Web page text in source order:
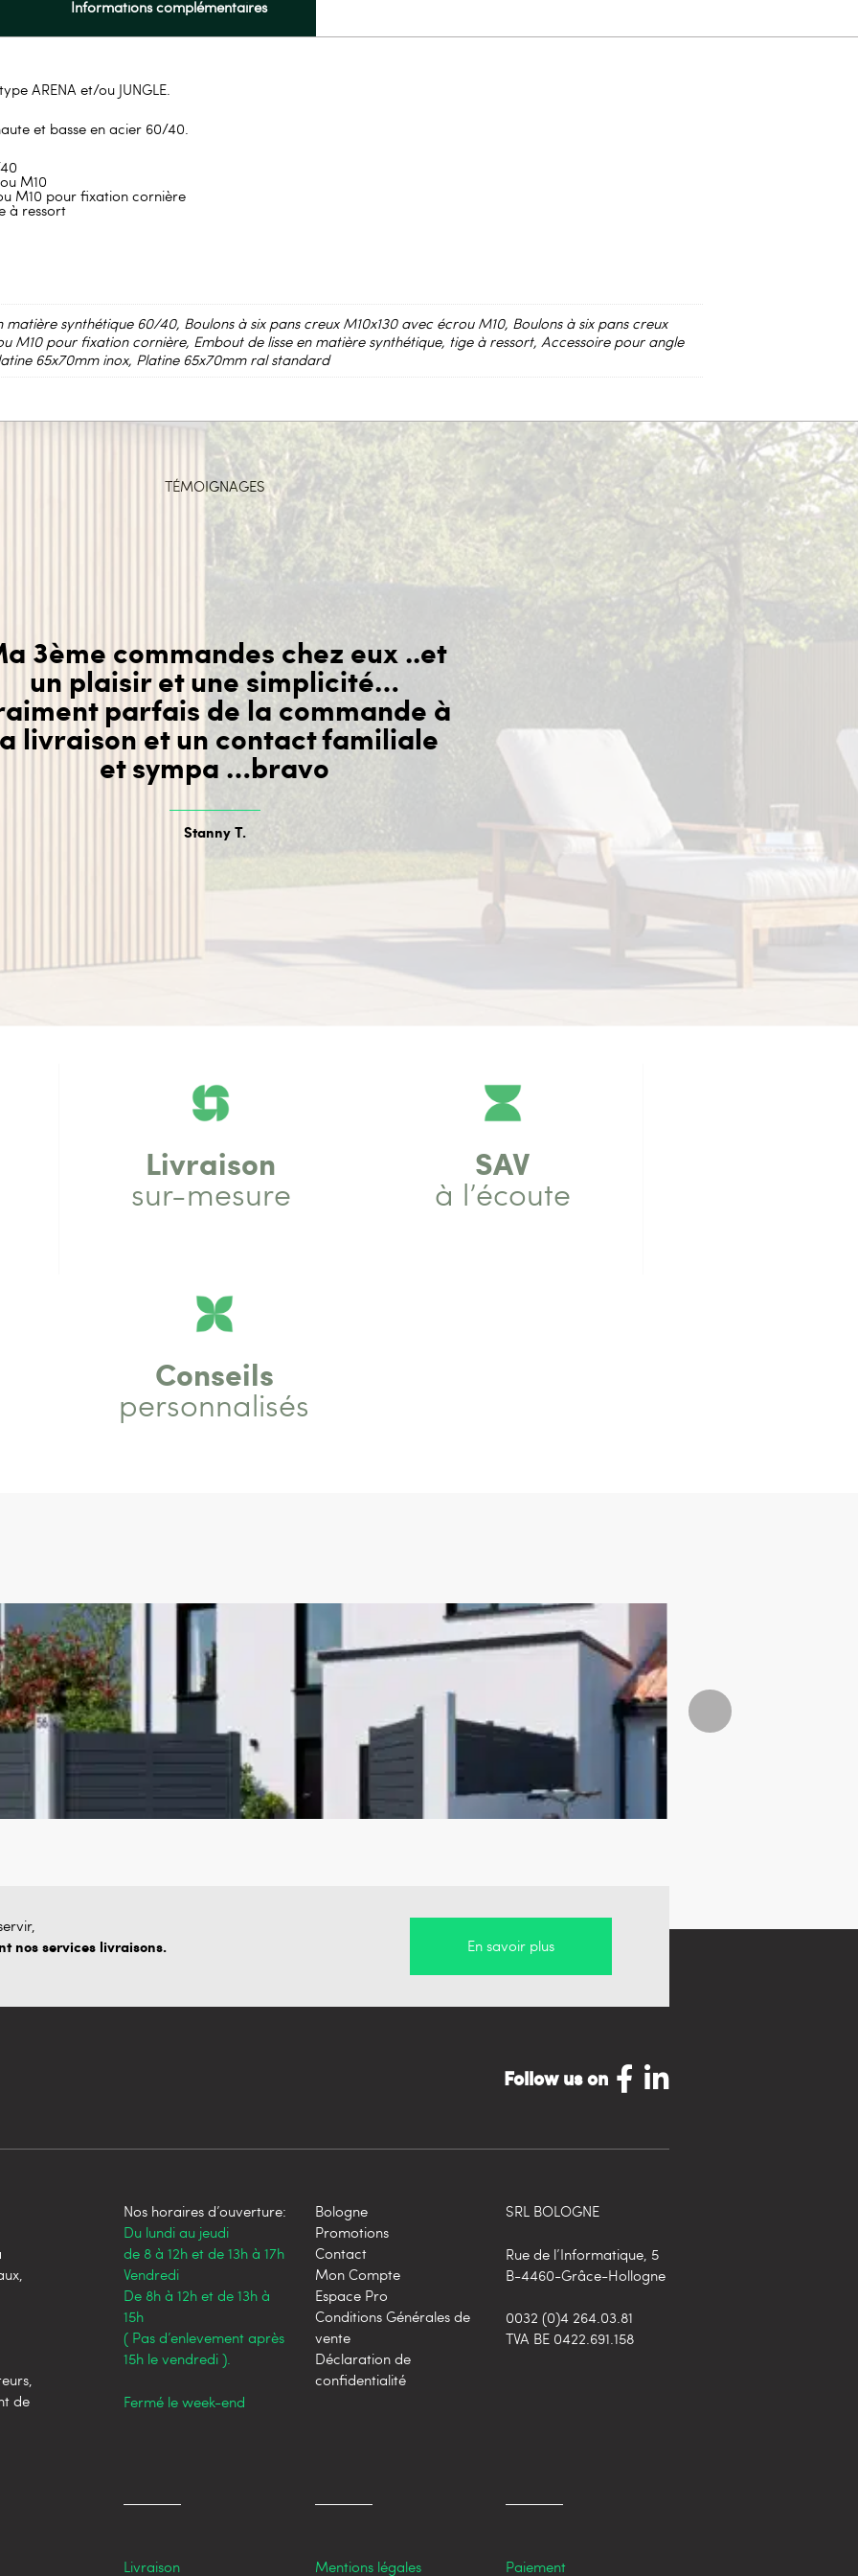
Informations complémentaires
ARENA et/ou JUNGLE.
et basse en acier 60/40.
M10
M10 pour fixation cornière
à ressort
matière synthétique 60/40, Boulons à six pans creux M10x130 avec écrou M10, Boulons à six pans creux
M10 pour fixation cornière, Embout de lisse en matière synthétique, tige à ressort, Accessoire pour angle
65x70mm inox, Platine 65x70mm ral standard
TÉMOIGNAGES
3ème commandes chez eux ..et
un plaisir et une simplicité…
parfais de la commande à
livraison et un contact familiale
et sympa …bravo
Stanny T.
Livraison
sur-mesure
SAV
à l’écoute
Conseils
personnalisés
nos services livraisons. En savoir plus
Follow us on
de
Nos horaires d’ouverture:
Du lundi au jeudi
de 8 à 12h et de 13h à 17h
Vendredi
De 8h à 12h et de 13h à
15h
( Pas d’enlevement après
15h le vendredi ).
Fermé le week-end
Bologne
Promotions
Contact
Mon Compte
Espace Pro
Conditions Générales de
vente
Déclaration de
confidentialité
SRL BOLOGNE
Rue de l’Informatique, 5
B-4460-Grâce-Hollogne
0032 (0)4 264.03.81
TVA BE 0422.691.158
Livraison Mentions légales Paiement